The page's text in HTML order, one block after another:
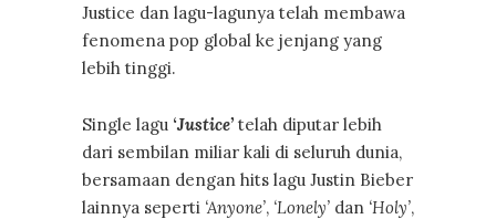
Justice dan lagu-lagunya telah membawa
fenomena pop global ke jenjang yang
lebih tinggi.
Single lagu ‘Justice’ telah diputar lebih
dari sembilan miliar kali di seluruh dunia,
bersamaan dengan hits lagu Justin Bieber
lainnya seperti ‘Anyone’, ‘Lonely’ dan ‘Holy’,